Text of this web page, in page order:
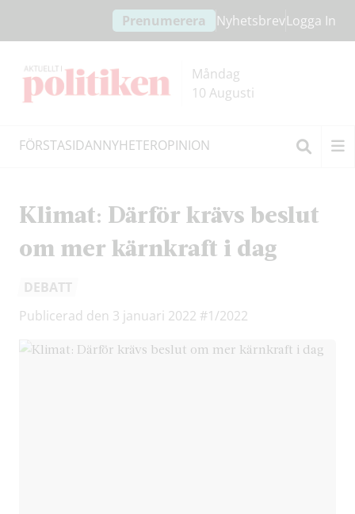
innehållet
headern
Prenumerera NyhetsbrevLogga In
Måndag
10 Augusti
FÖRSTASIDANNYHETEROPINION
Klimat: Därför krävs beslut
om mer kärnkraft i dag
DEBATT
Publicerad den 3 januari 2022 #1/2022